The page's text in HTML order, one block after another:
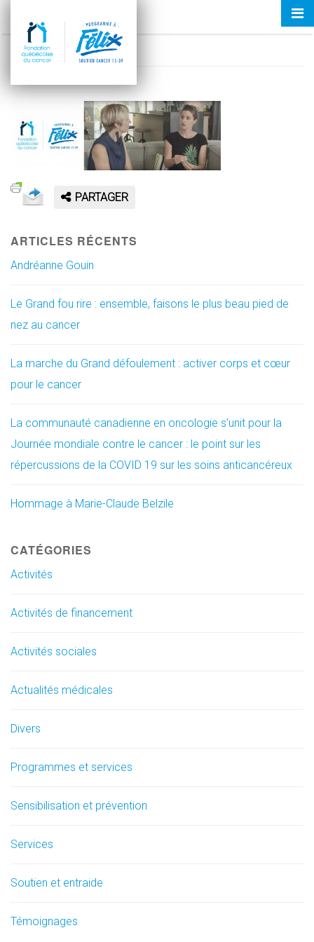
CAPSULE TÉMOIGNAGE
18 octobre 2017
PARTAGER
ARTICLES RÉCENTS
Andréanne Gouin
Le Grand fou rire : ensemble, faisons le plus beau pied de
nez au cancer
La marche du Grand défoulement : activer corps et cœur
pour le cancer
La communauté canadienne en oncologie s’unit pour la
Journée mondiale contre le cancer : le point sur les
répercussions de la COVID 19 sur les soins anticancéreux
Hommage à Marie-Claude Belzile
CATÉGORIES
Activités
Activités de financement
Activités sociales
Actualités médicales
Divers
Programmes et services
Sensibilisation et prévention
Services
Soutien et entraide
Témoignages